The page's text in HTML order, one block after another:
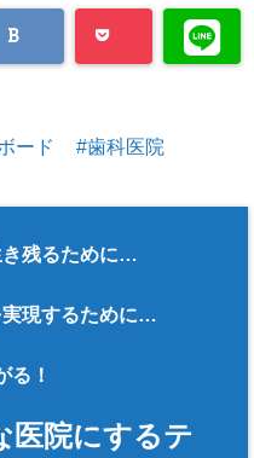
ード
歯科医院
き残るために…
実現するために…
る！
医院にするテ